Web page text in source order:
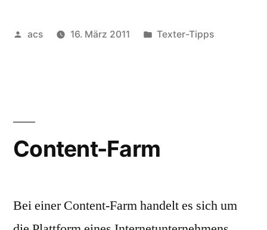
Veröffentlicht
acs 16. März 2011
Veröffentlicht
Texter-Tipps
Content-Farm
Bei einer Content-Farm handelt es sich um